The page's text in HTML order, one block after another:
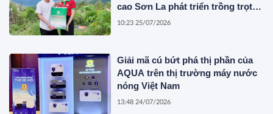
cao Sơn La phát triển trồng trọt
bền vững
10:23 25/07/2026
Giải mã cú bứt phá thị phần của
AQUA trên thị trường máy nước
nóng Việt Nam
13:48 24/07/2026